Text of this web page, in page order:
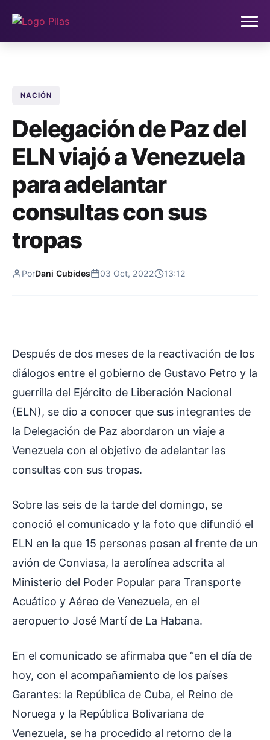
QUIÉNES SOMOS
SUSCRÍBETE
NACIÓN
Delegación de Paz del
ELN viajó a Venezuela
para adelantar
consultas con sus
tropas
PorDani Cubides 03 Oct, 2022 13:12
Después de dos meses de la reactivación de los
diálogos entre el gobierno de Gustavo Petro y la
guerrilla del Ejército de Liberación Nacional
(ELN), se dio a conocer que sus integrantes de
la Delegación de Paz abordaron un viaje a
Venezuela con el objetivo de adelantar las
consultas con sus tropas.
Sobre las seis de la tarde del domingo, se
conoció el comunicado y la foto que difundió el
ELN en la que 15 personas posan al frente de un
avión de Conviasa, la aerolínea adscrita al
Ministerio del Poder Popular para Transporte
Acuático y Aéreo de Venezuela, en el
aeropuerto José Martí de La Habana.
En el comunicado se afirmaba que “en el día de
hoy, con el acompañamiento de los países
Garantes: la República de Cuba, el Reino de
Noruega y la República Bolivariana de
Venezuela, se ha procedido al retorno de la